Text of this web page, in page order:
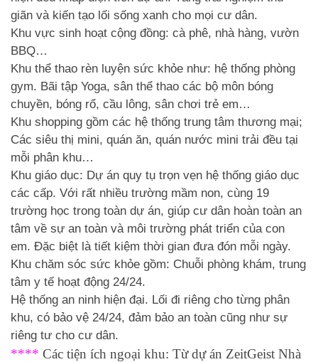
giãn và kiến tạo lối sống xanh cho mọi cư dân.
Khu vực sinh hoạt cộng đồng: cà phê, nhà hàng, vườn
BBQ…
Khu thể thao rèn luyện sức khỏe như: hệ thống phòng
gym. Bãi tập Yoga, sân thể thao các bộ môn bóng
chuyền, bóng rổ, cầu lông, sân chơi trẻ em…
Khu shopping gồm các hệ thống trung tâm thương mại;
Các siêu thị mini, quán ăn, quán nước mini trải đều tại
mỗi phân khu…
Khu giáo dục: Dự án quy tụ trọn vẹn hệ thống giáo dục
các cấp. Với rất nhiều trường mầm non, cùng 19
trường học trong toàn dự án, giúp cư dân hoàn toàn an
tâm về sự an toàn và môi trường phát triển của con
em. Đặc biệt là tiết kiệm thời gian đưa đón mỗi ngày.
Khu chăm sóc sức khỏe gồm: Chuỗi phòng khám, trung
tâm y tế hoạt động 24/24.
Hệ thống an ninh hiện đại. Lối đi riêng cho từng phân
khu, có bảo vệ 24/24, đảm bảo an toàn cũng như sự
riêng tư cho cư dân.
**** Các tiện ích ngoại khu: Từ dự án ZeitGeist Nhà